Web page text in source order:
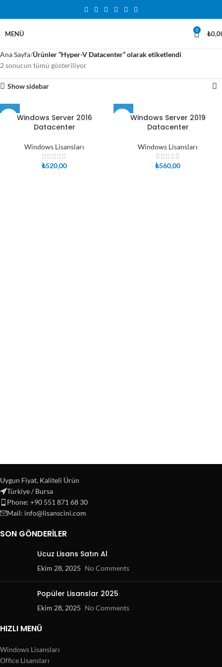
MENÜ 0 ₺
Ana Sayfa Ürünler “Hyper-V Datacenter” olarak etiketlendi
2 sonucun tümü gösteriliyor
Show sidebar
Windows Server 2016
Datacenter
Windows Lisansları
₺520,00
Windows Server 2019
Datacenter
Windows Lisansları
₺560,00
Uygun Fiyat, Kaliteli Ürün
Türkiye / Bursa
Phone: +90 551 871 68 30
Mail: info@lisanscini.com
SON GÖNDERILER
Ucuz Lisans Satın Al
Ekim 28, 2025 No Comments
Popüler Lisanslar 2025
Ekim 28, 2025 No Comments
HIZLI MENÜ
Windows Lisansları
Office Lisansları